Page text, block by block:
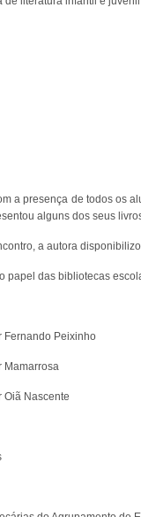
a presença de todos os
alguns dos seus
a autora
papel das bibliotecas
Fernando Peixinho
Mamarrosa
Oiã Nascente